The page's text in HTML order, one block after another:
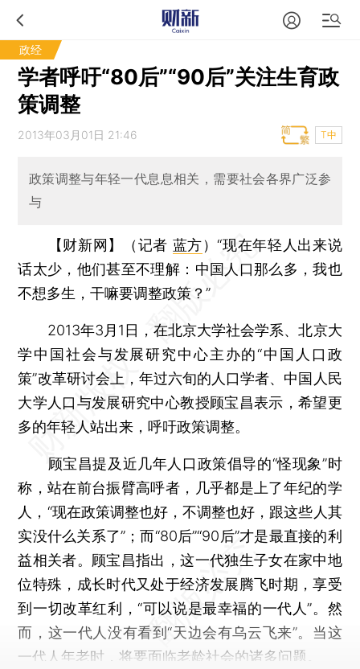
政经
学者呼吁“80后”“90后”关注生育政
策调整
2013年03月01日 21:46 T中
政策调整与年轻一代息息相关，需要社会各界广泛参
与
【财新网】（记者 蓝方）“现在年轻人出来说
话太少，他们甚至不理解：中国人口那么多，我也
不想多生，干嘛要调整政策？”
2013年3月1日，在北京大学社会学系、北京大
学中国社会与发展研究中心主办的“中国人口政
策”改革研讨会上，年过六旬的人口学者、中国人民
大学人口与发展研究中心教授顾宝昌表示，希望更
多的年轻人站出来，呼吁政策调整。
顾宝昌提及近几年人口政策倡导的“怪现象”时
称，站在前台振臂高呼者，几乎都是上了年纪的学
人，“现在政策调整也好，不调整也好，跟这些人其
实没什么关系了”；而“80后”“90后”才是最直接的利
益相关者。顾宝昌指出，这一代独生子女在家中地
位特殊，成长时代又处于经济发展腾飞时期，享受
到一切改革红利，“可以说是最幸福的一代人”。然
而，这一代人没有看到“天边会有乌云飞来”。当这
一代人年老时，将要面临老龄社会的诸多问题。